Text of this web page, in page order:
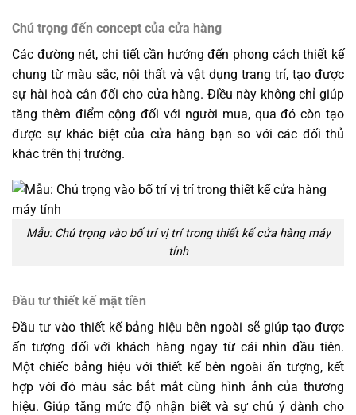
Chú trọng đến concept của cửa hàng
Các đường nét, chi tiết cần hướng đến phong cách thiết kế
chung từ màu sắc, nội thất và vật dụng trang trí, tạo được
sự hài hoà cân đối cho cửa hàng. Điều này không chỉ giúp
tăng thêm điểm cộng đối với người mua, qua đó còn tạo
được sự khác biệt của cửa hàng bạn so với các đối thủ
khác trên thị trường.
Mẫu: Chú trọng vào bố trí vị trí trong thiết kế cửa hàng máy
tính
Đầu tư thiết kế mặt tiền
Đầu tư vào thiết kế bảng hiệu bên ngoài sẽ giúp tạo được
ấn tượng đối với khách hàng ngay từ cái nhìn đầu tiên.
Một chiếc bảng hiệu với thiết kế bên ngoài ấn tượng, kết
hợp với đó màu sắc bắt mắt cùng hình ảnh của thương
hiệu. Giúp tăng mức độ nhận biết và sự chú ý dành cho